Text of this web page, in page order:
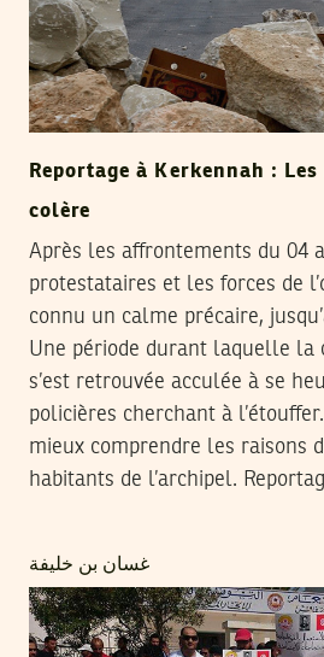
Reportage à Kerkennah :
colère
Après les affrontements du 04
protestataires et les forces de
connu un calme précaire,
Une période durant laquelle la
s’est retrouvée acculée à se
policières cherchant à
mieux comprendre les raisons
habitants de l’archipel.
غسان بن خليفة